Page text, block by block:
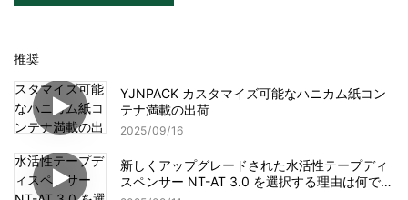
推奨
YJNPACK カスタマイズ可能なハニカム紙コン
テナ満載の出荷
2025 09 16
新しくアップグレードされた水活性テープディ
スペンサー NT-AT 3.0 を選択する理由は何です